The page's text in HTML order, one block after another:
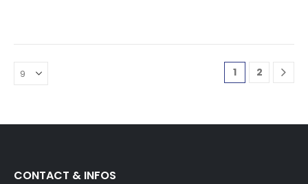
1 2
CONTACT & INFOS